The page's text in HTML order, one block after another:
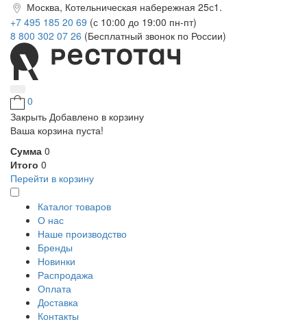
Москва, Котельническая набережная 25с1.
+7 495 185 20 69 (с 10:00 до 19:00 пн-пт)
8 800 302 07 26 (Бесплатный звонок по России)
0
Закрыть Добавлено в корзину
Ваша корзина пуста!
Сумма 0
Итого 0
Перейти в корзину
Каталог товаров
О нас
Наше производство
Бренды
Новинки
Распродажа
Оплата
Доставка
Контакты